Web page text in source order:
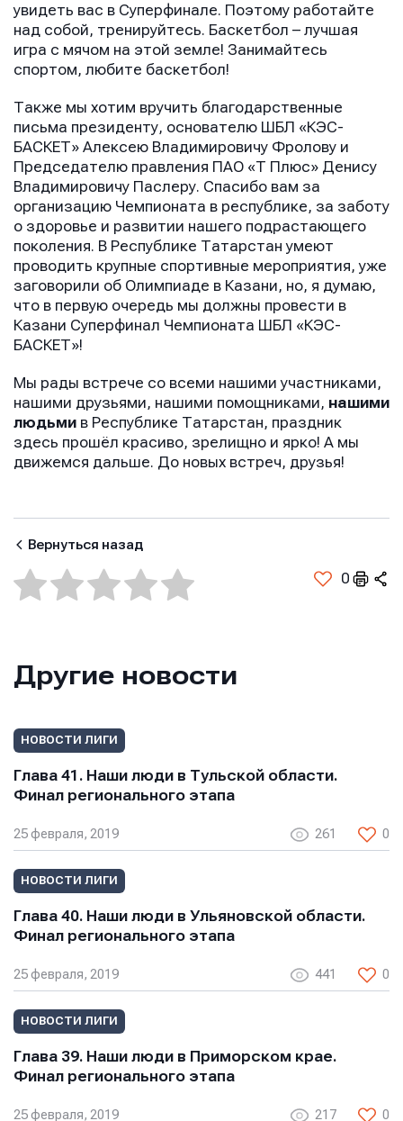
увидеть вас в Суперфинале. Поэтому работайте
над собой, тренируйтесь. Баскетбол – лучшая
игра с мячом на этой земле! Занимайтесь
спортом, любите баскетбол!
Также мы хотим вручить благодарственные
письма президенту, основателю ШБЛ «КЭС-
БАСКЕТ» Алексею Владимировичу Фролову и
Председателю правления ПАО «Т Плюс» Денису
Владимировичу Паслеру. Спасибо вам за
организацию Чемпионата в республике, за заботу
о здоровье и развитии нашего подрастающего
поколения. В Республике Татарстан умеют
проводить крупные спортивные мероприятия, уже
заговорили об Олимпиаде в Казани, но, я думаю,
что в первую очередь мы должны провести в
Казани Суперфинал Чемпионата ШБЛ «КЭС-
БАСКЕТ»!
Мы рады встрече со всеми нашими участниками,
нашими друзьями, нашими помощниками, нашими
людьми в Республике Татарстан, праздник
здесь прошёл красиво, зрелищно и ярко! А мы
движемся дальше. До новых встреч, друзья!
Вернуться назад
0
Другие новости
НОВОСТИ ЛИГИ
Глава 41. Наши люди в Тульской области.
Финал регионального этапа
25 февраля, 2019 261 0
НОВОСТИ ЛИГИ
Глава 40. Наши люди в Ульяновской области.
Финал регионального этапа
25 февраля, 2019 441 0
НОВОСТИ ЛИГИ
Глава 39. Наши люди в Приморском крае.
Финал регионального этапа
25 февраля, 2019 217 0